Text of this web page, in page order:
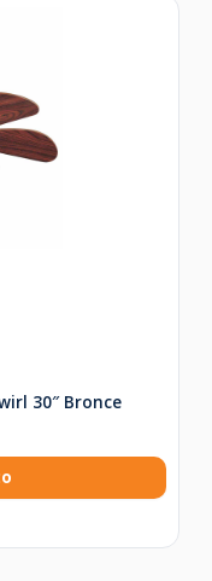
30″ Bronce